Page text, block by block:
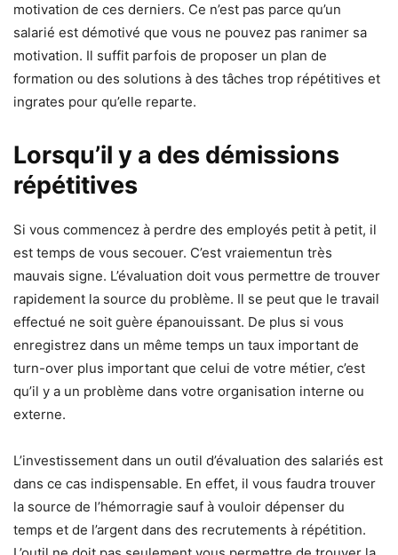
motivation de ces derniers. Ce n’est pas parce qu’un
salarié est démotivé que vous ne pouvez pas ranimer sa
motivation. Il suffit parfois de proposer un plan de
formation ou des solutions à des tâches trop répétitives et
ingrates pour qu’elle reparte.
Lorsqu’il y a des démissions
répétitives
Si vous commencez à perdre des employés petit à petit, il
est temps de vous secouer. C’est vraiementun très
mauvais signe. L’évaluation doit vous permettre de trouver
rapidement la source du problème. Il se peut que le travail
effectué ne soit guère épanouissant. De plus si vous
enregistrez dans un même temps un taux important de
turn-over plus important que celui de votre métier, c’est
qu’il y a un problème dans votre organisation interne ou
externe.
L’investissement dans un outil d’évaluation des salariés est
dans ce cas indispensable. En effet, il vous faudra trouver
la source de l’hémorragie sauf à vouloir dépenser du
temps et de l’argent dans des recrutements à répétition.